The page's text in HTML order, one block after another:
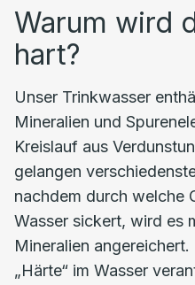
Warum wird
hart?
Unser Trinkwasser
Mineralien und
Kreislauf aus
gelangen
nachdem durch welche
Wasser sickert, wird es
Mineralien
„Härte“ im Wasser